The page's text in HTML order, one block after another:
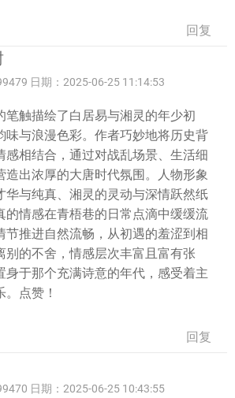
回复
日期：2025-06-25 11:14:53
笔触描绘了白居易与湘灵的年少初
味与浪漫色彩。作者巧妙地将历史背
感相结合，通过对战乱场景、生活细
造出浓厚的大唐时代氛围。人物形象
华与纯真、湘灵的灵动与深情跃然纸
的情感在青梧巷的日常点滴中缓缓流
节推进自然流畅，从初遇的羞涩到相
别的不舍，情感层次丰富且富有张
身于那个充满诗意的年代，感受着主
。点赞！
回复
日期：2025-06-25 10:43:55